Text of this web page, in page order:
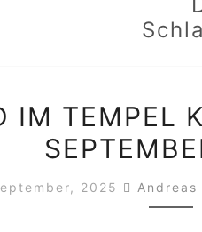
IM
IM TEMPEL
2025